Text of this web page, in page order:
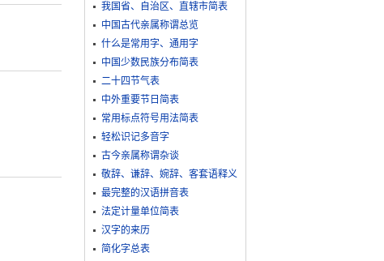
我国省、自治区、直辖市简表
中国古代亲属称谓总览
什么是常用字、通用字
中国少数民族分布简表
二十四节气表
中外重要节日简表
常用标点符号用法简表
轻松识记多音字
古今亲属称谓杂谈
敬​辞​、​谦​辞​、​婉​辞​、​客​套​语​释​义
最完整的汉语拼音表
法定计量单位简表
汉字的来历
简化字总表